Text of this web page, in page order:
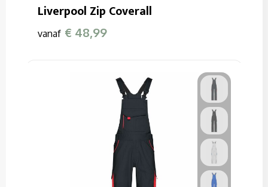
Liverpool Zip Coverall
vanaf € 48,99